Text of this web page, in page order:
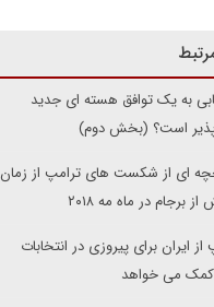
به یک توافق هسته ای جدید
پذیر است؟ (بخش دوم)
ای از شکست های ترامپ از زمان
برجام در ماه مه ۲۰۱۸
از ایران برای پیروزی در انتخابات
کمک می خواهد